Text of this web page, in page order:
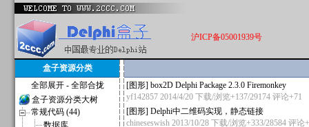
沪ICP备05001939号
盒子资源分类
全部展开- 全部合拢
盒子资源分类大树
常规代码 (44)
数据库
[图形] box2D Delphi Package 2.3.0 Firemonkey
yf142857 2014/4/20 下载/浏览+137/29174 评论+71
[图形] Delphi中二维码实现，静态链接
chineseswish 2013/10/28 下载/浏览+333/28584 评论